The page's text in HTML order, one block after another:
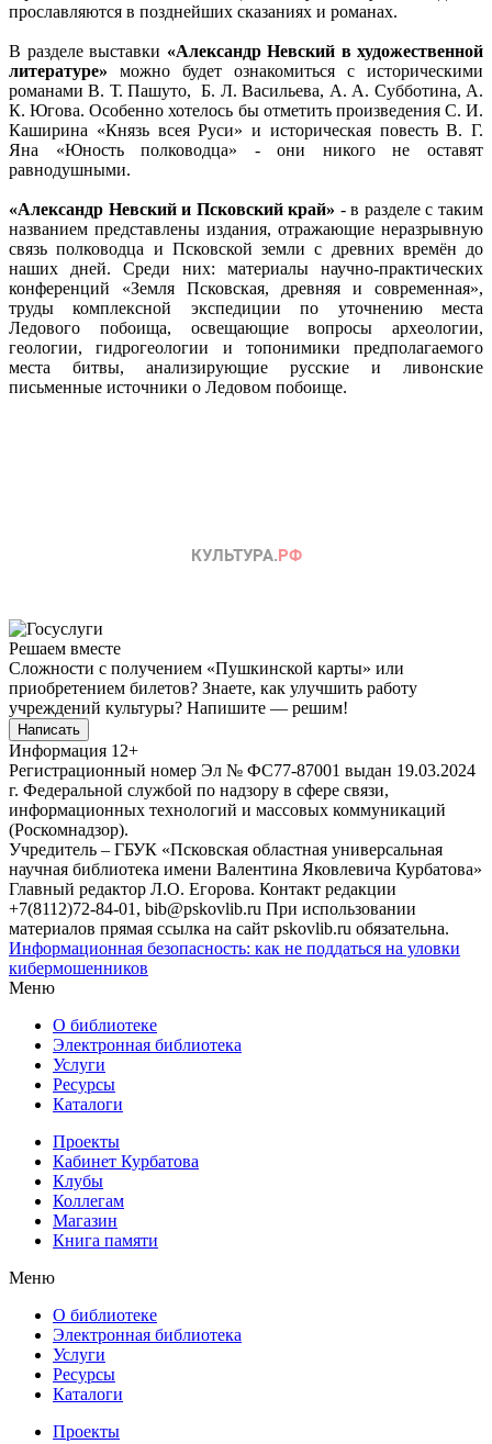
прославляются в позднейших сказаниях и романах.
В разделе выставки «Александр Невский в художественной
литературе» можно будет ознакомиться с историческими
романами В. Т. Пашуто, Б. Л. Васильева, А. А. Субботина, А.
К. Югова. Особенно хотелось бы отметить произведения С. И.
Каширина «Князь всея Руси» и историческая повесть В. Г.
Яна «Юность полководца» - они никого не оставят
равнодушными.
«Александр Невский и Псковский край» - в разделе с таким
названием представлены издания, отражающие неразрывную
связь полководца и Псковской земли с древних времён до
наших дней. Среди них: материалы научно-практических
конференций «Земля Псковская, древняя и современная»,
труды комплексной экспедиции по уточнению места
Ледового побоища, освещающие вопросы археологии,
геологии, гидрогеологии и топонимики предполагаемого
места битвы, анализирующие русские и ливонские
письменные источники о Ледовом побоище.
Решаем вместе
Сложности с получением «Пушкинской карты» или
приобретением билетов? Знаете, как улучшить работу
учреждений культуры? Напишите — решим!
Написать
Информация 12+
Регистрационный номер Эл № ФС77-87001 выдан 19.03.2024
г. Федеральной службой по надзору в сфере связи,
информационных технологий и массовых коммуникаций
(Роскомнадзор).
Учредитель – ГБУК «Псковская областная универсальная
научная библиотека имени Валентина Яковлевича Курбатова»
Главный редактор Л.О. Егорова. Контакт редакции
+7(8112)72-84-01, bib@pskovlib.ru При использовании
материалов прямая ссылка на сайт pskovlib.ru обязательна.
Информационная безопасность: как не поддаться на уловки
кибермошенников
Меню
О библиотеке
Электронная библиотека
Услуги
Ресурсы
Каталоги
Проекты
Кабинет Курбатова
Клубы
Коллегам
Магазин
Книга памяти
Меню
О библиотеке
Электронная библиотека
Услуги
Ресурсы
Каталоги
Проекты